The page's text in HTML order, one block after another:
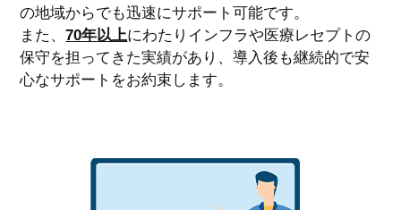
の地域からでも迅速にサポート可能です。
また、70年以上にわたりインフラや医療レセプトの
保守を担ってきた実績があり、導入後も継続的で安
心なサポートをお約束します。